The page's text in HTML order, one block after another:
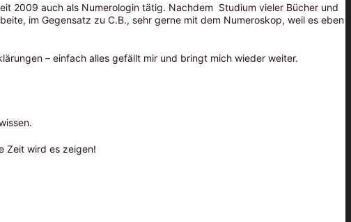
2009 auch als Numerologin tätig. Nachdem Studium vieler Bücher und
im Gegensatz zu C.B., sehr gerne mit dem Numeroskop, weil es eben
– einfach alles gefällt mir und bringt mich wieder weiter.
Zeit wird es zeigen!